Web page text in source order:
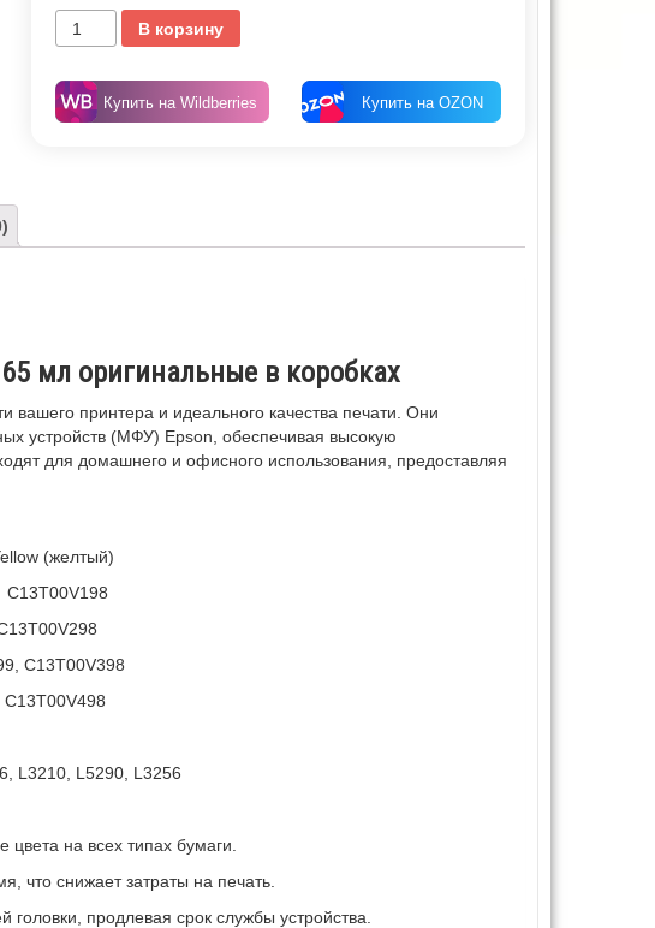
В корзину
Купить на Wildberries Купить на OZON
мл оригинальные в коробках
вашего принтера и идеального качества печати. Они
устройств (МФУ) Epson, обеспечивая высокую
для домашнего и офисного использования, предоставляя
(желтый)
C13T00V398
L3210, L5290, L3256
на всех типах бумаги.
что снижает затраты на печать.
продлевая срок службы устройства.